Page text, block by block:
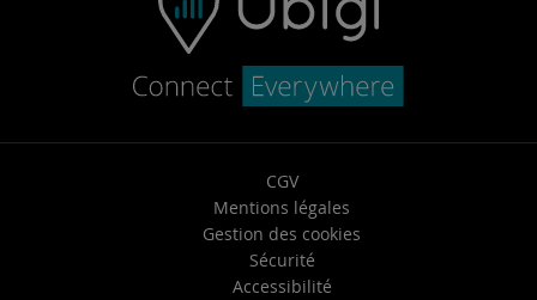
CGV
Mentions légales
Gestion des cookies
Sécurité
Accessibilité